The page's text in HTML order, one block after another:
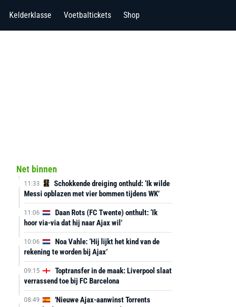
Kelderklasse Voetbaltickets Shop
Net binnen
11:33
Schokkende dreiging onthuld: ‘Ik wilde
Messi opblazen met vier bommen tijdens WK’
11:06
Daan Rots (FC Twente) onthult: ‘Ik
hoor via-via dat hij naar Ajax wil’
10:06
Noa Vahle: ‘Hij lijkt het kind van de
rekening te worden bij Ajax’
09:15
Toptransfer in de maak: Liverpool slaat
verrassend toe bij FC Barcelona
08:49
'Nieuwe Ajax-aanwinst Torrents